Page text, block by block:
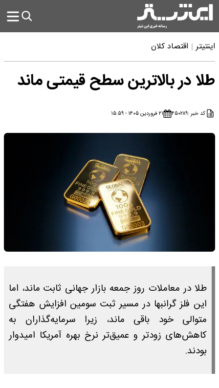
اینتیتر اقتصاد کلان
طلا در بالاترین سطح قیمتی ماند
کد خبر :۴۵۰۲۸۹ ۲۱ فروردین ۱۴۰۵ - ۱۵:۵۹
طلا در معاملات روز جمعه بازار جهانی ثابت ماند، اما
این فلز گرانبها در مسیر ثبت سومین افزایش هفتگی
متوالی خود باقی ماند، زیرا سرمایه‌گذاران به
کاهش‌های زودتر و عمیق‌تر نرخ بهره آمریکا امیدوار
بودند.